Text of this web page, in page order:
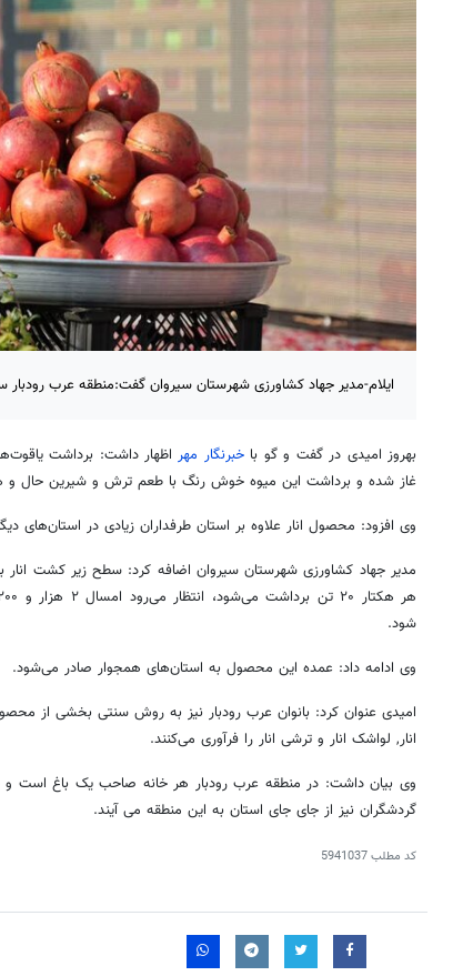
ایلام-مدیر جهاد کشاورزی شهرستان سیروان گفت:منطقه عرب رودبار
بهروز امیدی در گفت وگو باخبرنگار مهر اظهار داشت: برداشت
غاز شده و برداشت این میوه خوش رنگ با طعم ترش و شیرین حال و
وی افزود: محصول انار علاوه بر استان طرفداران زیادی در استان‌های
هر هکتار ۲۰ تن برداشت می‌شود،
انتظار می‌رود
شود.
وی ادامه داد: عمده این محصول به استان‌های همجوار صادر می‌شود.
امیدی عنوان کرد: بانوان عرب رودبار نیز به روش سنتی بخشی از
انار, لواشک انار و ترشی انار را فرآوری می‌کنند.
وی بیان داشت: در منطقه عرب رودبار هر خانه صاحب یک باغ است و
گردشگران نیز از جای جای استان به این منطقه می آیند.
کد مطلب5941037